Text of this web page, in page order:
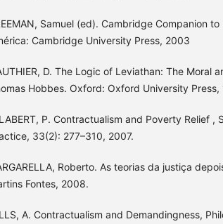
Samuel (ed). Cambridge Companion
Cambridge University Press, 2003
D. The Logic of Leviathan: The Moral
Hobbes. Oxford: Oxford University Press,
P. Contractualism and Poverty Relief ,
33(2): 277–310, 2007.
Roberto. As teorias da justiça
Fontes, 2008.
A. Contractualism and Demandingness,